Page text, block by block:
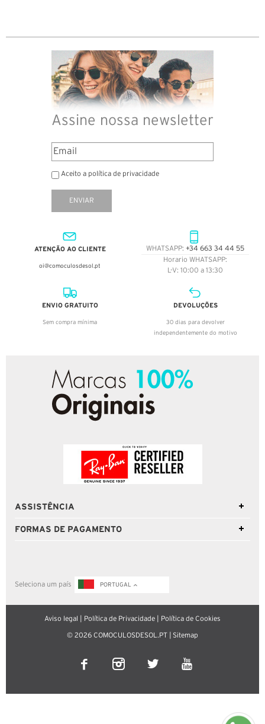
Assine nossa newsletter
Aceito a política de privacidade
ENVIAR
ATENÇÃO AO CLIENTE
oi@comoculosdesol.pt
WHATSAPP: +34 663 34 44 55
Horario WHATSAPP:
L-V: 10:00 a 13:30
ENVIO GRATUITO
Sem compra mínima
DEVOLUÇÕES
30 dias para devolver
independentemente do motivo
ASSISTÊNCIA
FORMAS DE PAGAMENTO
Seleciona um país PORTUGAL
Aviso legal Política de Privacidade Política de Cookies
© 2026 COMOCULOSDESOL.PT | Sitemap